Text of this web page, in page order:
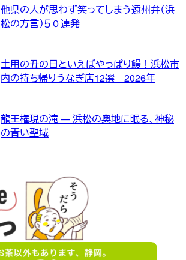
他県の人が思わず笑ってしまう遠州弁（浜
松の方言）５０連発
土用の丑の日といえばやっぱり鰻！浜松市
内の持ち帰りうなぎ店12選 2026年
龍王権現の滝 — 浜松の奥地に眠る、神秘
の青い聖域